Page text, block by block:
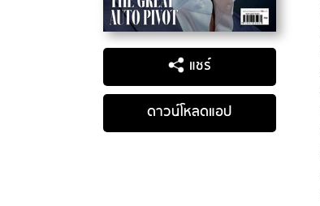
แชร์
ดาวน์โหลดแอป